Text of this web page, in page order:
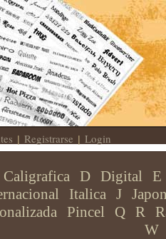
| Registrarse | Login
Caligrafica D Digital E
Italica J
Pincel Q R
W